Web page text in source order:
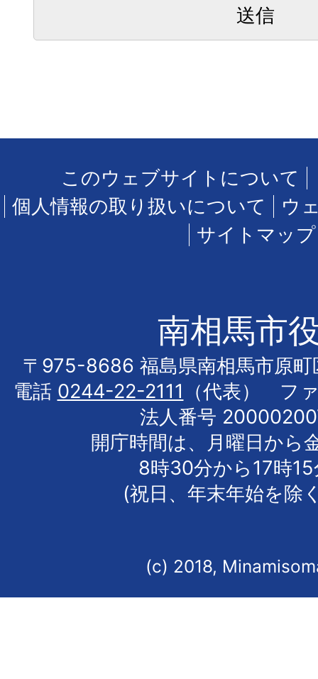
このウェブサイトについて
個人情報の取り扱いについて
ウ
サイトマップ
南相馬市
〒975-8686 福島県南相馬市原町
電話 0244-22-2111
（代表） フ
法人番号
開庁時間は、月曜日から
8時30分から17時
(祝日、年末年始を除
(c) 2018,